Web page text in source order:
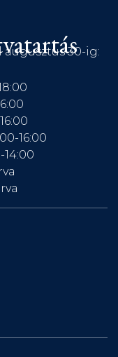
augusztus 30-ig:
16:00